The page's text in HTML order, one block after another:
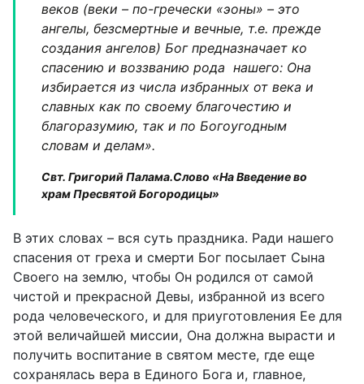
веков (веки – по-гречески «эоны» – это
ангелы, безсмертные и вечные, т.е. прежде
создания ангелов) Бог предназначает ко
спасению и воззванию рода нашего: Она
избирается из числа избранных от века и
славных как по своему благочестию и
благоразумию, так и по Богоугодным
словам и делам».
Свт. Григорий Палама.Слово «На Введение во
храм Пресвятой Богородицы»
В этих словах – вся суть праздника. Ради нашего
спасения от греха и смерти Бог посылает Сына
Своего на землю, чтобы Он родился от самой
чистой и прекрасной Девы, избранной из всего
рода человеческого, и для приуготовления Ее для
этой величайшей миссии, Она должна вырасти и
получить воспитание в святом месте, где еще
сохранялась вера в Единого Бога и, главное,